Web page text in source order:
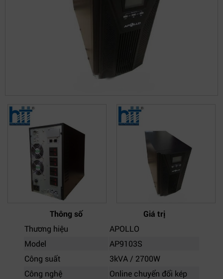
Thông số
Giá trị
Thương hiệu
APOLLO
Model
AP9103S
Công suất
3kVA / 2700W
Công nghệ
Online chuyển đổi kép